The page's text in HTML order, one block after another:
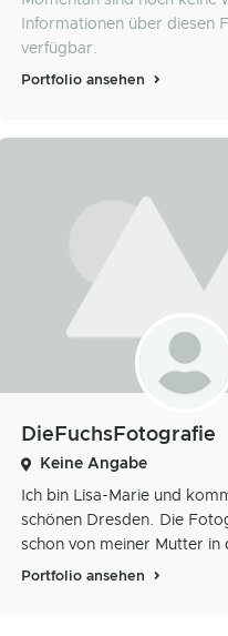
Informationen über diesen
verfügbar.
Portfolio ansehen
DieFuchsFotografie
Keine Angabe
Ich bin Lisa-Marie und
schönen Dresden. Die
schon von meiner Mutter in
Portfolio ansehen